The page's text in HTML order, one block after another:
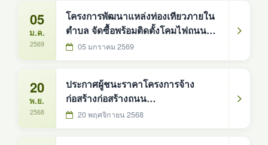
05
ม.ค.
2569
โครงการพัฒนาแหล่งท่องเทียวภายใน
ตำบล จัดซื้อพร้อมติดตั้งโคมไฟถนน
พลังงานแสงอาทิตย์แบบประกอบในชุด
ตำบลดงหม้อทองใต้ อำเภอบ้านม่วง
จังหวัดสกลนคร ตามบัญชีนวัตกรรม
ไทย รหัส ๐๗๐๑๐๐๑๔ สำนักงบประ
05 มกราคม 2569
20
พ.ย.
2568
ประกาศผู้ชนะราคาโครงการจ้าง
ก่อสร้างก่อสร้างถนน
คอนกรีตเสริมเหล็ก (รหัสทางหลวงท้อง
20 พฤศจิกายน 2568